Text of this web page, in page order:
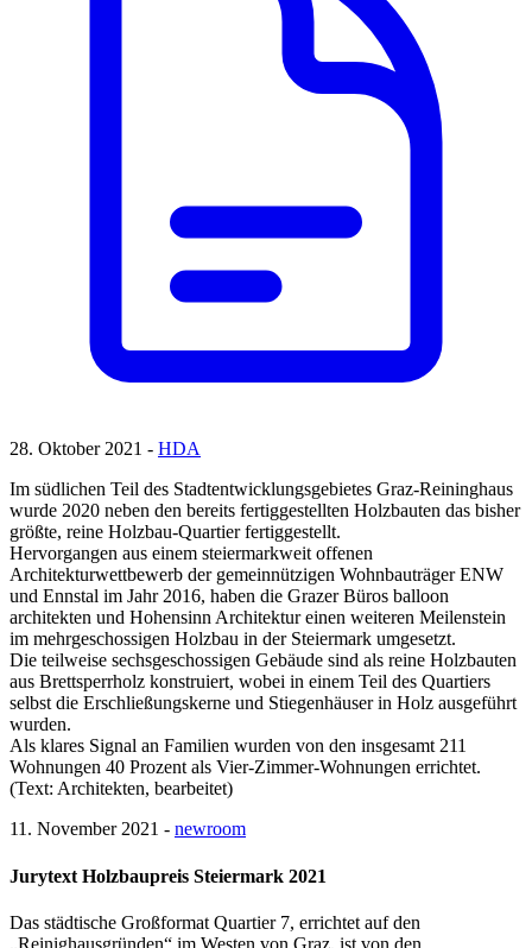
28. Oktober 2021 - HDA
Im südlichen Teil des Stadtentwicklungsgebietes Graz-Reininghaus
wurde 2020 neben den bereits fertiggestellten Holzbauten das bisher
größte, reine Holzbau‐Quartier fertiggestellt.
Hervorgangen aus einem steiermarkweit offenen
Architekturwettbewerb der gemeinnützigen Wohnbauträger ENW
und Ennstal im Jahr 2016, haben die Grazer Büros balloon
architekten und Hohensinn Architektur einen weiteren Meilenstein
im mehrgeschossigen Holzbau in der Steiermark umgesetzt.
Die teilweise sechsgeschossigen Gebäude sind als reine Holzbauten
aus Brettsperrholz konstruiert, wobei in einem Teil des Quartiers
selbst die Erschließungskerne und Stiegenhäuser in Holz ausgeführt
wurden.
Als klares Signal an Familien wurden von den insgesamt 211
Wohnungen 40 Prozent als Vier‐Zimmer‐Wohnungen errichtet.
(Text: Architekten, bearbeitet)
11. November 2021 - newroom
Jurytext Holzbaupreis Steiermark 2021
Das städtische Großformat Quartier 7, errichtet auf den
„Reinighausgründen“ im Westen von Graz, ist von den